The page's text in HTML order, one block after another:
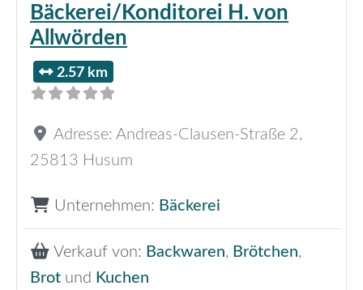
Bäckerei/Konditorei H. von
Allwörden
2.57 km
Adresse: Andreas-Clausen-Straße 2,
25813 Husum
Unternehmen: Bäckerei
Verkauf von: Backwaren, Brötchen,
Brot und Kuchen